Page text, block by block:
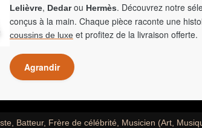
Lelièvre, Dedarou Hermès. Découvrez notre
conçus à la main. Chaque pièce raconte une
coussins de luxe et profitez de la livraison offerte.
Agrandir
Batteur, Frère de célébrité, Musicien (Art,